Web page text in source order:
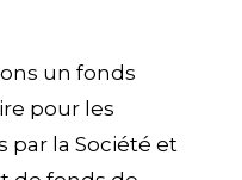
un fonds
pour les
par la Société et